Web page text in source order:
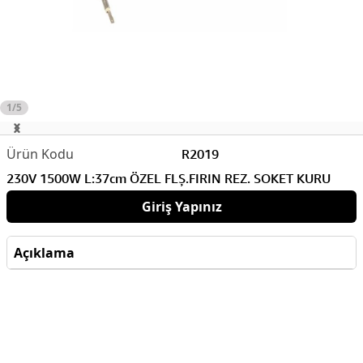
1/5
R2019
230V 1500W L:37cm ÖZEL FLŞ.FIRIN REZ. SOKET KURU
Giriş Yapınız
Açıklama